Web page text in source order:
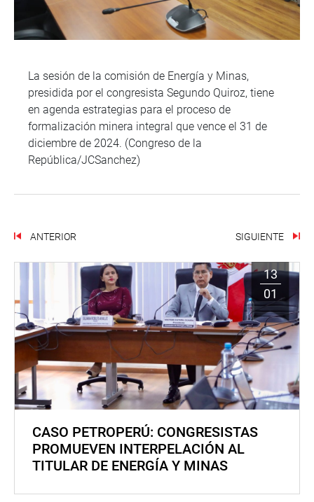
La sesión de la comisión de Energía y Minas,
presidida por el congresista Segundo Quiroz, tiene
en agenda estrategias para el proceso de
formalización minera integral que vence el 31 de
diciembre de 2024. (Congreso de la
República/JCSanchez)
ANTERIOR SIGUIENTE
13
01
CASO PETROPERÚ: CONGRESISTAS
PROMUEVEN INTERPELACIÓN AL
TITULAR DE ENERGÍA Y MINAS